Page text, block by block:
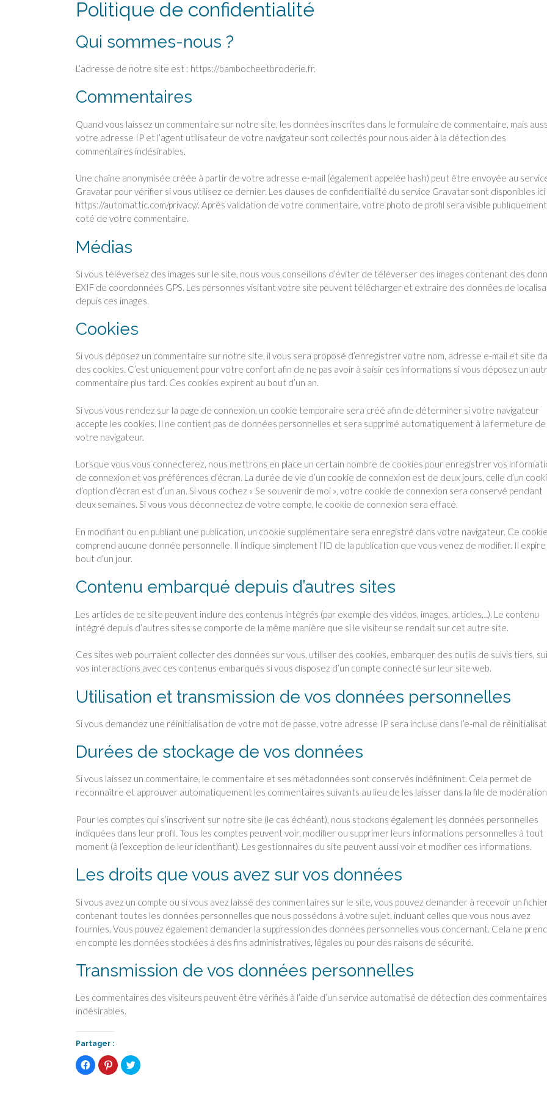
Politique de confidentialité
Qui sommes-nous ?
L’adresse de notre site est : https://bambocheetbroderie.fr.
Commentaires
Quand vous laissez un commentaire sur notre site, les données inscrites dans le formulaire de commentaire, mais
votre adresse IP et l’agent utilisateur de votre navigateur sont collectés pour nous aider à la détection des
commentaires indésirables.
Une chaîne anonymisée créée à partir de votre adresse e-mail (également appelée hash) peut être envoyée au
Gravatar pour vérifier si vous utilisez ce dernier. Les clauses de confidentialité du service Gravatar sont disponibles ici
https://automattic.com/privacy/. Après validation de votre commentaire, votre photo de profil sera visible
coté de votre commentaire.
Médias
Si vous téléversez des images sur le site, nous vous conseillons d’éviter de téléverser des images contenant des
EXIF de coordonnées GPS. Les personnes visitant votre site peuvent télécharger et extraire des données de
depuis ces images.
Cookies
Si vous déposez un commentaire sur notre site, il vous sera proposé d’enregistrer votre nom, adresse e-mail et site
des cookies. C’est uniquement pour votre confort afin de ne pas avoir à saisir ces informations si vous déposez un
commentaire plus tard. Ces cookies expirent au bout d’un an.
Si vous vous rendez sur la page de connexion, un cookie temporaire sera créé afin de déterminer si votre navigateur
accepte les cookies. Il ne contient pas de données personnelles et sera supprimé automatiquement à la fermeture de
votre navigateur.
Lorsque vous vous connecterez, nous mettrons en place un certain nombre de cookies pour enregistrer vos
de connexion et vos préférences d’écran. La durée de vie d’un cookie de connexion est de deux jours, celle d’un
d’option d’écran est d’un an. Si vous cochez « Se souvenir de moi », votre cookie de connexion sera conservé pendant
deux semaines. Si vous vous déconnectez de votre compte, le cookie de connexion sera effacé.
En modifiant ou en publiant une publication, un cookie supplémentaire sera enregistré dans votre navigateur. Ce
comprend aucune donnée personnelle. Il indique simplement l’ID de la publication que vous venez de modifier. Il expire
bout d’un jour.
Contenu embarqué depuis d’autres sites
Les articles de ce site peuvent inclure des contenus intégrés (par exemple des vidéos, images, articles…). Le contenu
intégré depuis d’autres sites se comporte de la même manière que si le visiteur se rendait sur cet autre site.
Ces sites web pourraient collecter des données sur vous, utiliser des cookies, embarquer des outils de suivis tiers,
vos interactions avec ces contenus embarqués si vous disposez d’un compte connecté sur leur site web.
Utilisation et transmission de vos données personnelles
Si vous demandez une réinitialisation de votre mot de passe, votre adresse IP sera incluse dans l’e-mail de
Durées de stockage de vos données
Si vous laissez un commentaire, le commentaire et ses métadonnées sont conservés indéfiniment. Cela permet de
reconnaître et approuver automatiquement les commentaires suivants au lieu de les laisser dans la file de
Pour les comptes qui s’inscrivent sur notre site (le cas échéant), nous stockons également les données personnelles
indiquées dans leur profil. Tous les comptes peuvent voir, modifier ou supprimer leurs informations personnelles à tout
moment (à l’exception de leur identifiant). Les gestionnaires du site peuvent aussi voir et modifier ces informations.
Les droits que vous avez sur vos données
Si vous avez un compte ou si vous avez laissé des commentaires sur le site, vous pouvez demander à recevoir un
contenant toutes les données personnelles que nous possédons à votre sujet, incluant celles que vous nous avez
fournies. Vous pouvez également demander la suppression des données personnelles vous concernant. Cela ne
en compte les données stockées à des fins administratives, légales ou pour des raisons de sécurité.
Transmission de vos données personnelles
Les commentaires des visiteurs peuvent être vérifiés à l’aide d’un service automatisé de détection des commentaires
indésirables.
Partager :
C
l
C
l
C
l